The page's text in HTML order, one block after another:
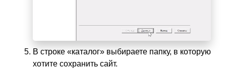
В строке «каталог» выбираете папку, в которую
хотите сохранить сайт.